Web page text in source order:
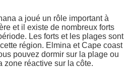
a joué un rôle important à
et il existe de nombreux forts
Les forts et les plages sont
région. Elmina et Cape coast
pouvez dormir sur la plage ou
zone réactive sur la côte.